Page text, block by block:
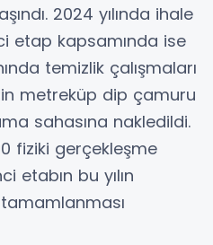
2024 yılında ihale
etap kapsamında ise
temizlik çalışmaları
metreküp dip çamuru
sahasına nakledildi.
fiziki gerçekleşme
etabın bu yılın